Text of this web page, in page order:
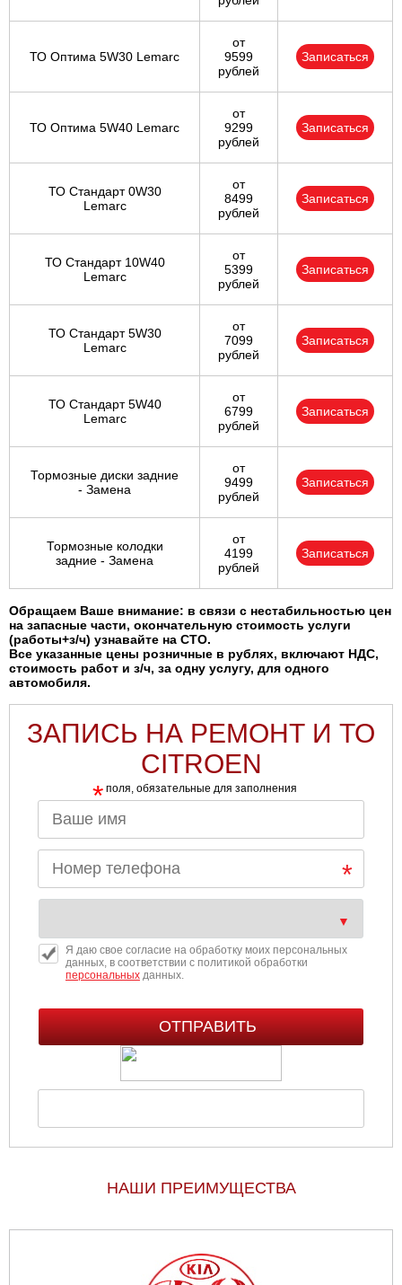
ТО Оптима 5W30 Lemarc
от
9599
рублей
Записаться
ТО Оптима 5W40 Lemarc
от
9299
рублей
Записаться
ТО Стандарт 0W30
Lemarc
от
8499
рублей
Записаться
ТО Стандарт 10W40
Lemarc
от
5399
рублей
Записаться
ТО Стандарт 5W30
Lemarc
от
7099
рублей
Записаться
ТО Стандарт 5W40
Lemarc
от
6799
рублей
Записаться
Тормозные диски задние
- Замена
от
9499
рублей
Записаться
Тормозные колодки
задние - Замена
от
4199
рублей
Записаться
Обращаем Ваше внимание: в связи с нестабильностью цен
на запасные части, окончательную стоимость услуги
(работы+з/ч) узнавайте на СТО.
Все указанные цены розничные в рублях, включают НДС,
стоимость работ и з/ч, за одну услугу, для одного
автомобиля.
ЗАПИСЬ НА РЕМОНТ И ТО
CITROEN
* поля, обязательные для заполнения
Я даю свое согласие на обработку моих персональных
данных, в соответствии с политикой обработки
персональныхданных.
НАШИ ПРЕИМУЩЕСТВА